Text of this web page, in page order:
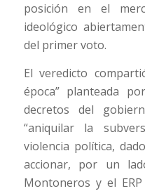
posición en el
ideológico
del primer voto.
El veredicto
época” planteada
decretos del
“aniquilar la
violencia política,
accionar, por un
Montoneros y el